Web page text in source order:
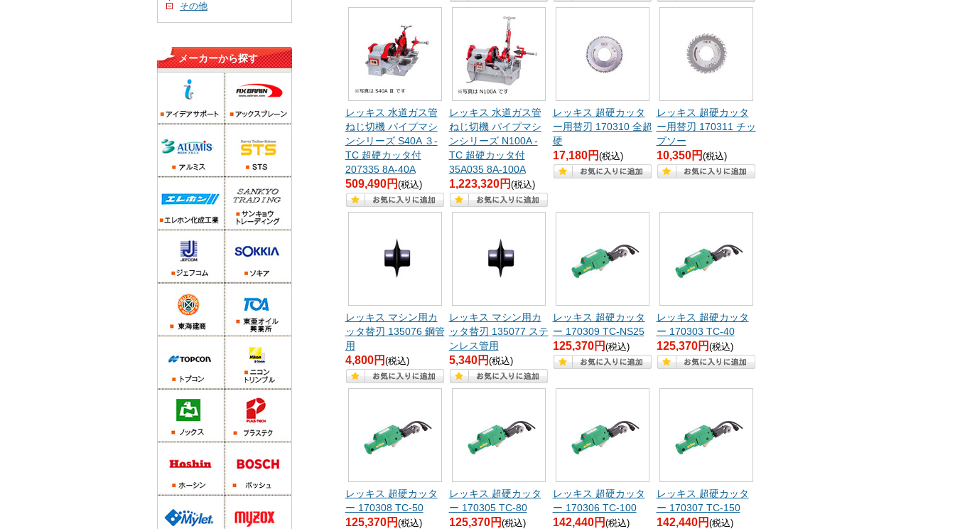
その他
メーカーから探す
レッキス 水道ガス管
ねじ切機 パイプマシ
ンシリーズ S40A ３-
TC 超硬カッタ付
207335 8A-40A
509,490円 (税込)
レッキス 水道ガス管
ねじ切機 パイプマシ
ンシリーズ N100A -
TC 超硬カッタ付
35A035 8A-100A
1,223,320円 (税込)
レッキス 超硬カッタ
ー用替刃 170310 全超
硬
17,180円 (税込)
レッキス 超硬カッタ
ー用替刃 170311 チッ
プソー
10,350円 (税込)
レッキス マシン用カ
ッタ替刃 135076 鋼管
用
4,800円 (税込)
レッキス マシン用カ
ッタ替刃 135077 ステ
ンレス管用
5,340円 (税込)
レッキス 超硬カッタ
ー 170309 TC-NS25
125,370円 (税込)
レッキス 超硬カッタ
ー 170303 TC-40
125,370円 (税込)
レッキス 超硬カッタ
ー 170308 TC-50
125,370円 (税込)
レッキス 超硬カッタ
ー 170305 TC-80
125,370円 (税込)
レッキス 超硬カッタ
ー 170306 TC-100
142,440円 (税込)
レッキス 超硬カッタ
ー 170307 TC-150
142,440円 (税込)